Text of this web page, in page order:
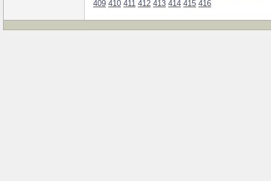
409 410 411 412 413 414 415 416